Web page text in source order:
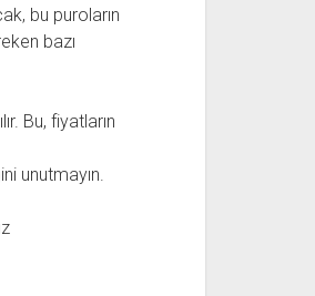
bu puroların
bazı
Bu, fiyatların
unutmayın.